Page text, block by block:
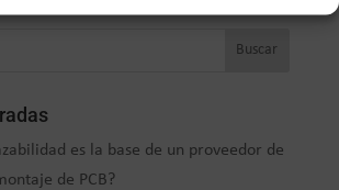
es la base de un proveedor de
de PCB?